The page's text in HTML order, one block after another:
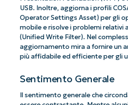
USB. Inoltre, aggiorna i profili
Operator Settings Asset) per gli
mobile e risolve i problemi relativi
(Unified Write Filter). Nel
aggiornamento mira a fornire un
più affidabile ed efficiente per gli
Sentimento Generale
Il sentimento generale che